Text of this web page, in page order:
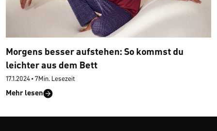
Morgens besser aufstehen: So kommst du
leichter aus dem Bett
17.1.2024 • 7Min. Lesezeit
Mehr lesen